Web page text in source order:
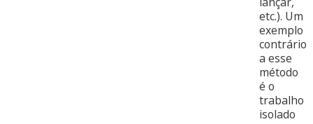
etc.). Um
exemplo
contrário
a esse
método
é o
trabalho
isolado